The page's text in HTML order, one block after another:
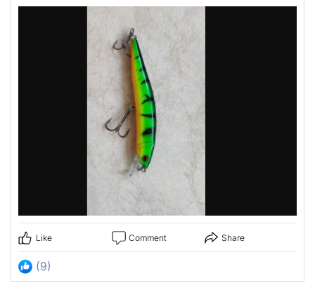
Like Comment Share
(9)